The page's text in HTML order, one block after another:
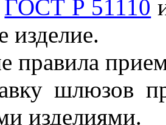
ГОСТ Р 51110
изделие.
правила
шлюзов
изделиями.